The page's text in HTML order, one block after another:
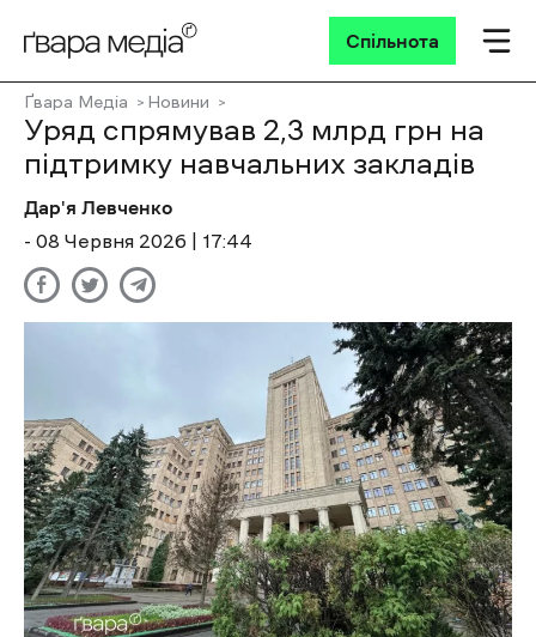
Спільнота
Ґвара Медіа Новини
Уряд спрямував 2,3 млрд грн на
підтримку навчальних закладів
Дар'я Левченко
- 08 Червня 2026 | 17:44